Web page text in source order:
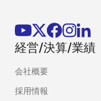
経営/決算/業績
会社概要
採用情報